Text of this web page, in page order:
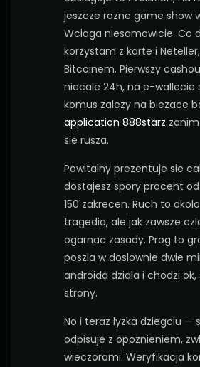
jeszcze rozne game show
Wciaga niesamowicie. Co
korzystam z karte i
Bitcoinem. Pierwszy
niecale 24h, na e-wallecie
komus zalezy na biezace
application 888starz
sie rusza.
Powitalny prezentuje sie
dostajesz spory procent
150 zakrecen. Ruch to
tragedia, ale jak zawsze
ogarnac zasady. Prog to
poszla w doslownie dwie
androida dziala i chodzi
strony.
No i teraz lyzka dziegciu —
odpisuje z opoznieniem,
wieczorami. Weryfikacja